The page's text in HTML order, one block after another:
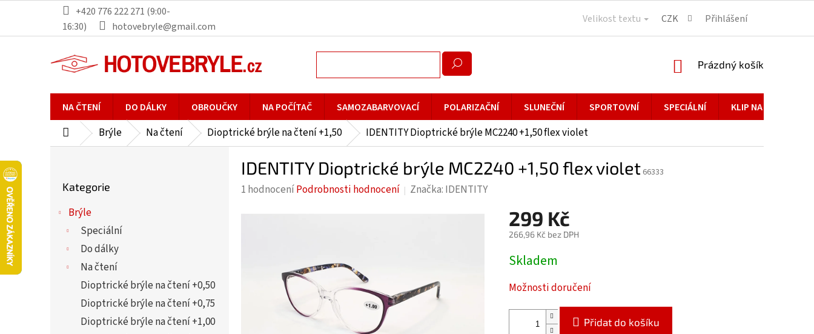
obsah
+420 776 222 271 (9:00-
16:30)
hotovebryle@gmail.com
Velikost textu CZK Přihlášení
NÁKUPNÍ
Prázdný košík
NA ČTENÍ DO DÁLKY OBROUČKY NA POČÍTAČ SAMOZABARVOVACÍ POLARIZAČNÍ SLUNEČNÍ SPORTOVNÍ SPECIÁLNÍ KLIP NA BRÝLE
DomůBrýle Na čtení Dioptrické brýle na čtení +1,50 IDENTITY Dioptrické brýle MC2240 +1,50 flex violet
kategorie
Kategorie
Brýle
Speciální
Do dálky
Na čtení
Dioptrické brýle na čtení +0,50
Dioptrické brýle na čtení +0,75
Dioptrické brýle na čtení +1,00
IDENTITY Dioptrické brýle MC2240 +1,50 flex violet 66333
Průměrné
produktu
hvězdiček.
1 hodnoceníPodrobnosti hodnocení Značka: IDENTITY
299 Kč
266,96 Kč bez DPH
Měrná
cena:
Skladem
Možnosti doručení
Přidat do košíku